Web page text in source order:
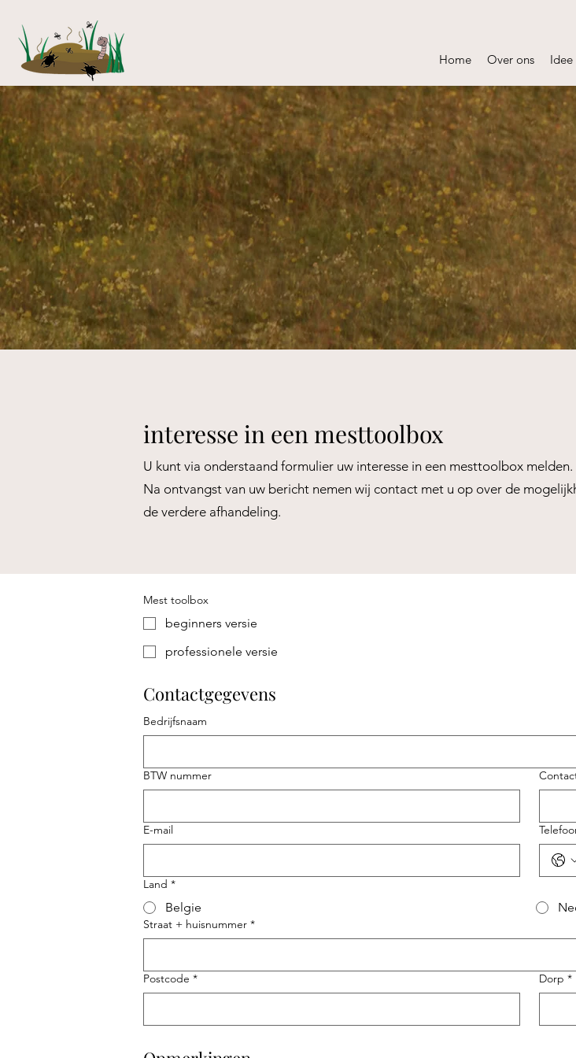
Home Over ons Idee
de meestwaardevolle mestvan
↓
interesse in een mesttoolbox
U kunt via onderstaand formulier uw interesse in een mesttoolbox melden.
Na ontvangst van uw bericht nemen wij contact met u op over de
de verdere afhandeling.
Mest toolbox
beginners versie
professionele versie
Contactgegevens
Bedrijfsnaam
BTW nummer
E-mail
Land *
Belgie
Straat + huisnummer *
Postcode * Dorp *